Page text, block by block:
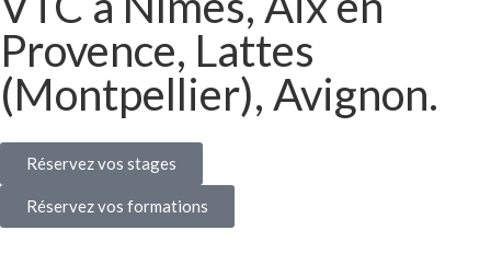
Provence, Lattes
(Montpellier), Avignon.
Réservez vos stages
Réservez vos formations